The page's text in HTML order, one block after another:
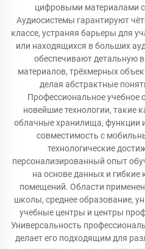
цифровыми материалами с
Аудиосистемы гарантируют
классе, устраняя барьеры для
или находящихся в больших
обеспечивают детальную
материалов, трёхмерных
делая абстрактные
Профессиональное учебное
новейшие технологии, такие
облачные хранилища, функции
совместимость с
технологические
персонализированный опыт
на основе данных и
помещений. Области
школы, среднее образование,
учебные центры и центры
Универсальность
делает его подходящим для